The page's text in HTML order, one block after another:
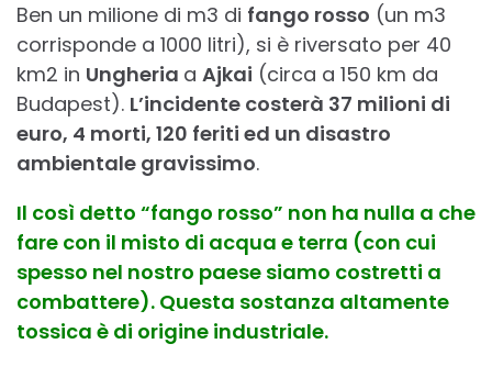
Ben un milione di m3 di fango rosso (un m3
corrisponde a 1000 litri), si è riversato per 40
km2 in Ungheria a Ajkai (circa a 150 km da
Budapest). L’incidente costerà 37 milioni di
euro, 4 morti, 120 feriti ed un disastro
ambientale gravissimo.
Il così detto “fango rosso” non ha nulla a che
fare con il misto di acqua e terra (con cui
spesso nel nostro paese siamo costretti a
combattere). Questa sostanza altamente
tossica è di origine industriale.